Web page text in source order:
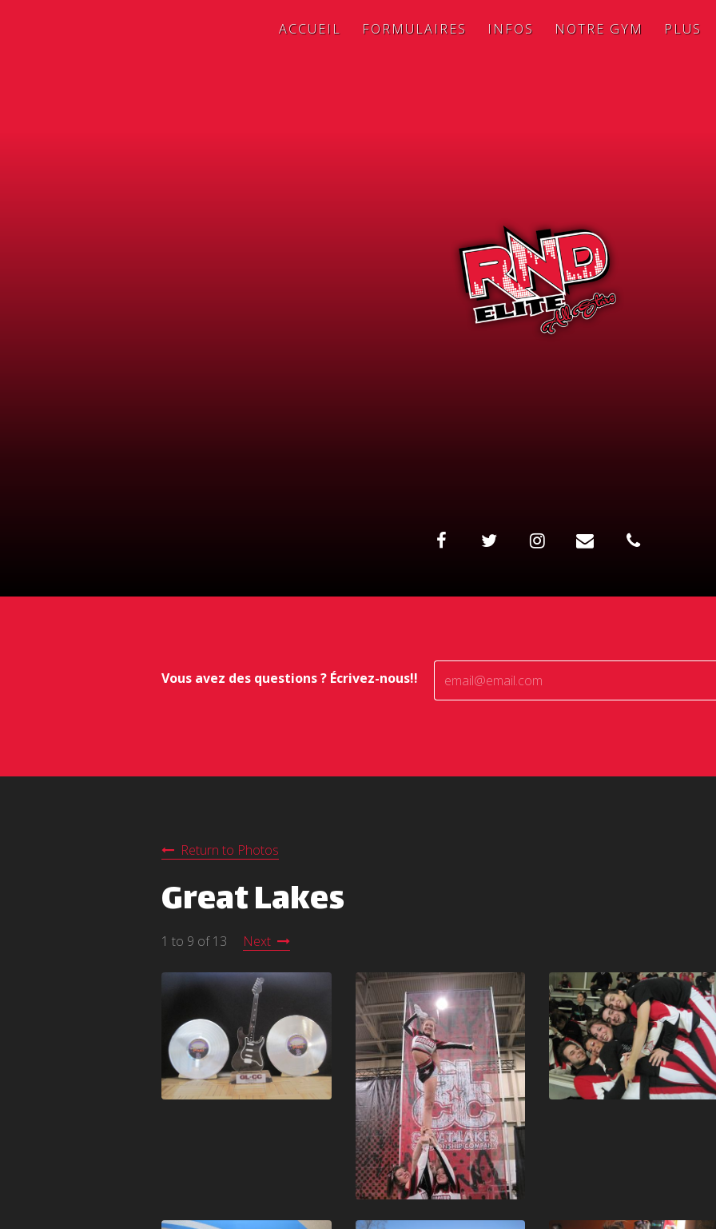
ACCUEIL FORMULAIRES INFOS NOTRE GYM PLUS
Vous avez des questions ? Écrivez-nous!!
Return to Photos
Great Lakes
1 to 9 of 13 Next